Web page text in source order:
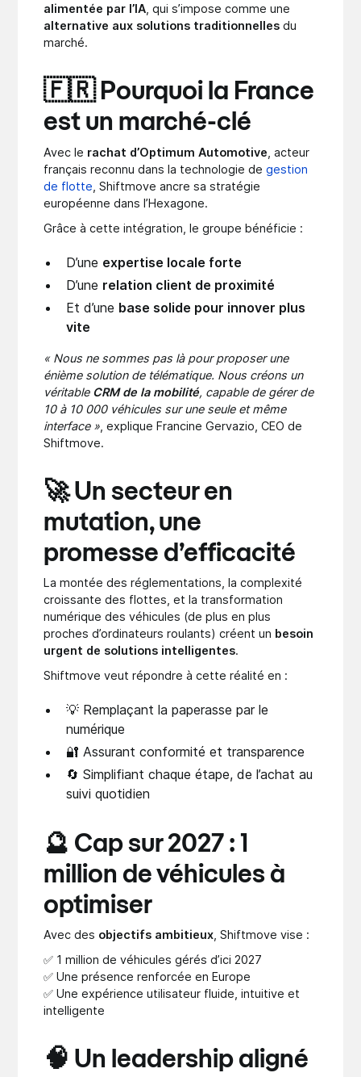
alimentée par l’IA , qui s’impose comme une
alternative aux solutions traditionnelles du
marché.
🇫🇷 Pourquoi la France
est un marché-clé
Avec le rachat d’Optimum Automotive , acteur
français reconnu dans la technologie degestion
de flotte , Shiftmove ancre sa stratégie
européenne dans l’Hexagone.
Grâce à cette intégration, le groupe bénéficie :
D’une expertise locale forte
D’une relation client de proximité
Et d’une base solide pour innover plus
vite
« Nous ne sommes pas là pour proposer une
énième solution de télématique. Nous créons un
véritable CRM de la mobilité, capable de gérer de
10 à 10 000 véhicules sur une seule et même
interface » , explique Francine Gervazio, CEO de
Shiftmove.
🚀 Un secteur en
mutation, une
promesse d’efficacité
La montée des réglementations, la complexité
croissante des flottes, et la transformation
numérique des véhicules (de plus en plus
proches d’ordinateurs roulants) créent un besoin
urgent de solutions intelligentes.
Shiftmove veut répondre à cette réalité en :
💡 Remplaçant la paperasse par le
numérique
🔐 Assurant conformité et transparence
🔄 Simplifiant chaque étape, de l’achat au
suivi quotidien
🔮 Cap sur 2027 : 1
million de véhicules à
optimiser
Avec des objectifs ambitieux, Shiftmove vise :
✅ 1 million de véhicules gérés d’ici 2027
✅ Une présence renforcée en Europe
✅ Une expérience utilisateur fluide, intuitive et
intelligente
🧠 Un leadership aligné